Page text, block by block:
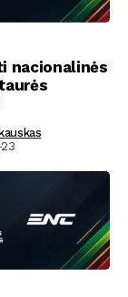
nacionalinės